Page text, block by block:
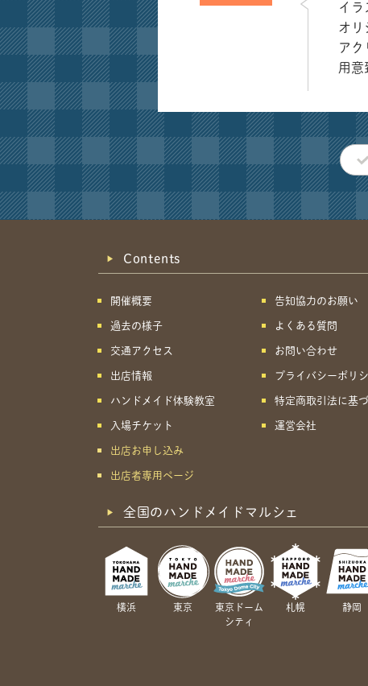
イラ
オリ
ア
用
Contents
開催概要
過去の様子
交通アクセス
出店情報
ハンドメイド体験教室
入場チケット
出店お申し込み
出店者専用ページ
告知協力のお願い
よくある質問
お問い合わせ
プライバシーポリ
特定商取引法に基
運営会社
全国のハンドメイドマルシェ
横浜 東京
東京ドーム
シティ
札幌 静岡